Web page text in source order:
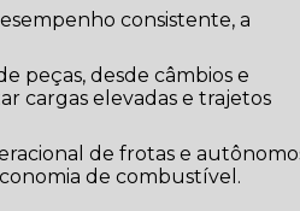
consistente, a
peças, desde câmbios e
cargas elevadas e trajetos
de frotas e
de combustível.